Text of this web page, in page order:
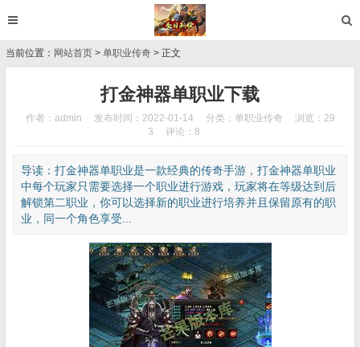
当前位置： 网站首页 > 单职业传奇 > 正文
打金神器单职业下载
作者：admin 发布时间：2022-01-14 分类： 单职业传奇
浏览：29
3
评论：8
导读：打金神器单职业是一款经典的传奇手游，打金神器单职业
中每个玩家只需要选择一个职业进行游戏，玩家将在等级达到后
解锁第二职业，你可以选择新的职业进行培养并且保留原有的职
业，同一个角色享受...